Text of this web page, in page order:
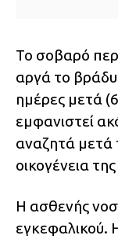
Το σοβαρό
αργά το βράδυ
ημέρες μετά
εμφανιστεί
αναζητά μετά
οικογένεια
Η ασθενής
εγκεφαλικού.